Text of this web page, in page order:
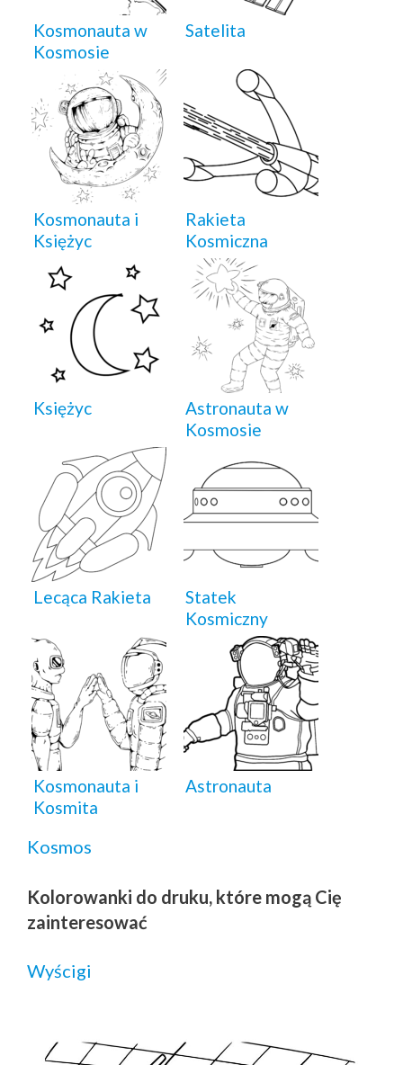
Kosmonauta w
Kosmosie
Satelita
Kosmonauta i
Księżyc
Rakieta
Kosmiczna
Księżyc
Astronauta w
Kosmosie
Lecąca Rakieta
Statek
Kosmiczny
Kosmonauta i
Kosmita
Astronauta
Kosmos
Kolorowanki do druku, które mogą Cię
zainteresować
Wyścigi